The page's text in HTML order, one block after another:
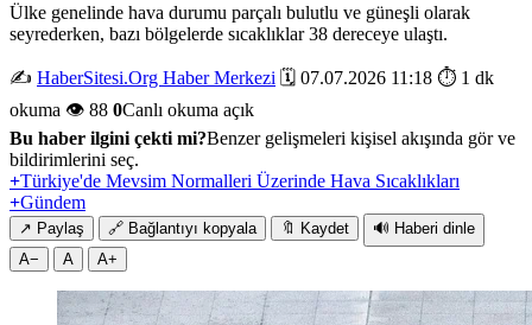
Ülke genelinde hava durumu parçalı bulutlu ve güneşli olarak
seyrederken, bazı bölgelerde sıcaklıklar 38 dereceye ulaştı.
✍️ HaberSitesi.Org Haber Merkezi 🗓️ 07.07.2026 11:18 ⏱️ 1 dk
okuma 👁️ 88 0Canlı okuma açık
Bu haber ilgini çekti mi?Benzer gelişmeleri kişisel akışında gör ve
bildirimlerini seç.
+Türkiye'de Mevsim Normalleri Üzerinde Hava Sıcaklıkları
+Gündem
↗ Paylaş 🔗 Bağlantıyı kopyala 🔖 Kaydet 🔊 Haberi dinle
A−
A A+